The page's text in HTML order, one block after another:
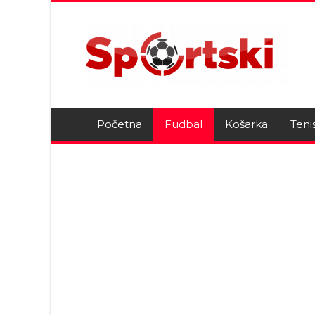
Početna Fudbal Košarka